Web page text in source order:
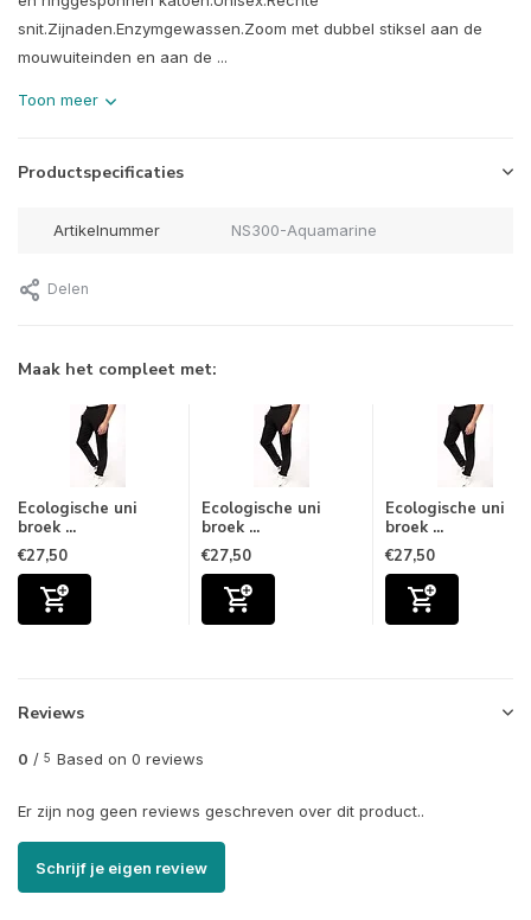
snit.Zijnaden.Enzymgewassen.Zoom met dubbel stiksel aan de
mouwuiteinden en aan de ...
Toon meer
Productspecificaties
Artikelnummer NS300-Aquamarine
Delen
Maak het compleet met:
Ecologische uni
broek ...
€27,50
Ecologische uni
broek ...
€27,50
Ecologische uni
broek ...
€27,50
Reviews
0 / 5 Based on 0 reviews
Er zijn nog geen reviews geschreven over dit product..
Schrijf je eigen review